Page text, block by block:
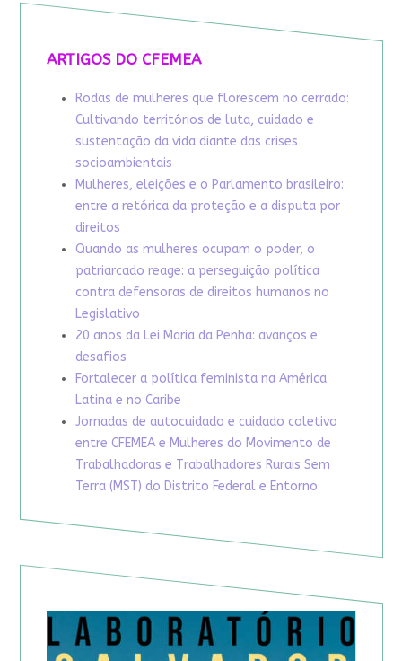
ARTIGOS DO CFEMEA
Rodas de mulheres que florescem no cerrado:
Cultivando territórios de luta, cuidado e
sustentação da vida diante das crises
socioambientais
Mulheres, eleições e o Parlamento brasileiro:
entre a retórica da proteção e a disputa por
direitos
Quando as mulheres ocupam o poder, o
patriarcado reage: a perseguição política
contra defensoras de direitos humanos no
Legislativo
20 anos da Lei Maria da Penha: avanços e
desafios
Fortalecer a política feminista na América
Latina e no Caribe
Jornadas de autocuidado e cuidado coletivo
entre CFEMEA e Mulheres do Movimento de
Trabalhadoras e Trabalhadores Rurais Sem
Terra (MST) do Distrito Federal e Entorno